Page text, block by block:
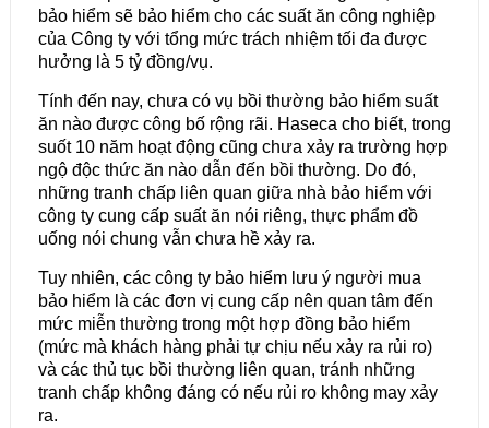
bảo hiểm sẽ bảo hiểm cho các suất ăn công nghiệp
của Công ty với tổng mức trách nhiệm tối đa được
hưởng là 5 tỷ đồng/vụ.
Tính đến nay, chưa có vụ bồi thường bảo hiểm suất
ăn nào được công bố rộng rãi. Haseca cho biết, trong
suốt 10 năm hoạt động cũng chưa xảy ra trường hợp
ngộ độc thức ăn nào dẫn đến bồi thường. Do đó,
những tranh chấp liên quan giữa nhà bảo hiểm với
công ty cung cấp suất ăn nói riêng, thực phẩm đồ
uống nói chung vẫn chưa hề xảy ra.
Tuy nhiên, các công ty bảo hiểm lưu ý người mua
bảo hiểm là các đơn vị cung cấp nên quan tâm đến
mức miễn thường trong một hợp đồng bảo hiểm
(mức mà khách hàng phải tự chịu nếu xảy ra rủi ro)
và các thủ tục bồi thường liên quan, tránh những
tranh chấp không đáng có nếu rủi ro không may xảy
ra.